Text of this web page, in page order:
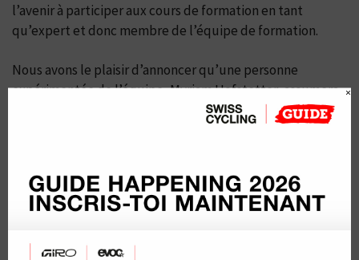
l’avenir à participer aux cours de formation en tant
qu’expert et donc membre de l’équipe de formation.
Nous avons le plaisir d’annoncer qu’une personne
expérimentée de l’équipe, Myriam Hofstetter, assumera
à l’avenir davantage de responsabilités en devenant
et le perfectionnement des guides, ainsi que tous les
projets qui s’y rapportent, et d’entretenir les
commission technique.
×